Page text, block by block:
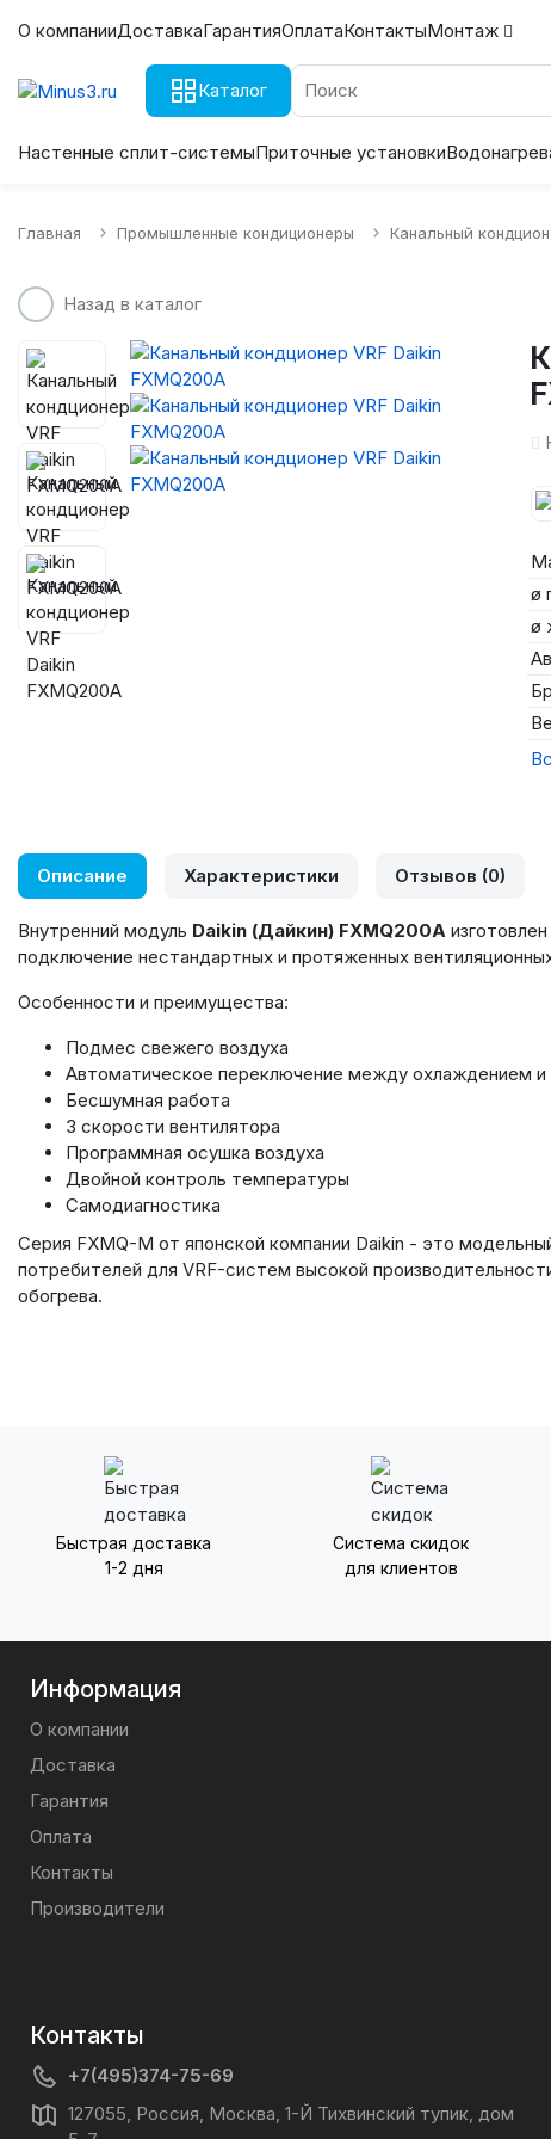
О компанииДоставкаГарантияОплатаКонтактыМонтаж
Каталог
Настенные сплит-системыПриточные установки
Главная Промышленные кондиционеры Канальный
Назад в каталог
ø
ø
Описание Характеристики Отзывов (0)
Внутренний модуль Daikin (Дайкин) FXMQ200A
подключение нестандартных и протяженных
Особенности и преимущества:
Подмес свежего воздуха
Автоматическое переключение между охлаждением и
Бесшумная работа
3 скорости вентилятора
Программная осушка воздуха
Двойной контроль температуры
Самодиагностика
Серия FXMQ-M от японской компании Daikin - это
потребителей для VRF-систем высокой
обогрева.
Быстрая доставка
1-2 дня
Система скидок
для клиентов
Информация
О компании
Доставка
Гарантия
Оплата
Контакты
Производители
Контакты
+7(495)374-75-69
127055, Россия, Москва, 1-Й Тихвинский тупик, дом